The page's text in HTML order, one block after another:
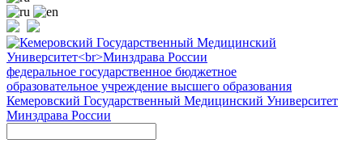
федеральное государственное бюджетное
образовательное учреждение высшего образования
Кемеровский Государственный Медицинский Университет
Минздрава России